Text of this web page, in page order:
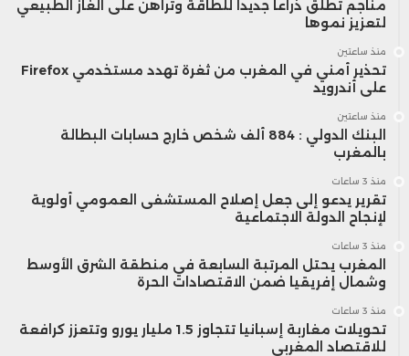
مناجم تطلق ذراعاً جديداً للطاقة وتراهن على الغاز الطبيعي
لتعزيز نموها
منذ ساعتين
تحذير أمني في المغرب من ثغرة تهدد مستخدمي Firefox
على أندرويد
منذ ساعتين
البنك الدولي : 884 ألف شخص خارج حسابات البطالة
بالمغرب
منذ 3 ساعات
تقرير يدعو إلى جعل إصلاح المستشفى العمومي أولوية
لإنجاح الدولة الاجتماعية
منذ 3 ساعات
المغرب يحتل المرتبة السابعة في منطقة الشرق الأوسط
وشمال إفريقيا ضمن الاقتصادات الحرة
منذ 3 ساعات
تحويلات مغاربة إسبانيا تتجاوز 1.5 مليار يورو وتتعزز كرافعة
للاقتصاد المغربي